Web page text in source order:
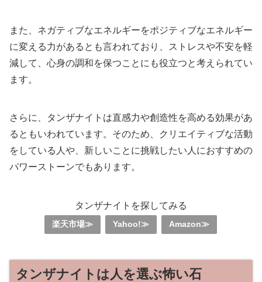
また、ネガティブなエネルギーをポジティブなエネルギー
に変える力があるとも言われており、ストレスや不安を軽
減して、心身の調和を保つことにも役立つと考えられてい
ます。
さらに、タンザナイトは直感力や創造性を高める効果があ
るともいわれています。そのため、クリエイティブな活動
をしている人や、新しいことに挑戦したい人におすすめの
パワーストーンでもあります。
タンザナイトを探してみる
楽天市場≫ Yahoo!≫ Amazon≫
タンザナイトは人を選ぶ怖い石